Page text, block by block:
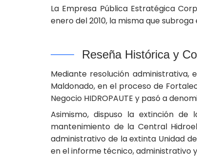
La Empresa Pública Estratégica
enero del 2010, la misma que subroga
Reseña Histórica y
Mediante resolución administrativa,
Maldonado, en el proceso de
Negocio HIDROPAUTE y pasó a
Asimismo, dispuso la extinción de
mantenimiento de la Central
administrativo de la extinta Unidad
en el informe técnico, administrativo